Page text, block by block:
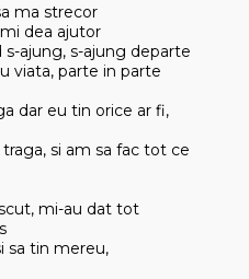
ma strecor
dea ajutor
s-ajung, s-ajung departe
viata, parte in parte
dar eu tin orice ar fi,
si am sa fac tot ce
mi-au dat tot
sa tin mereu,